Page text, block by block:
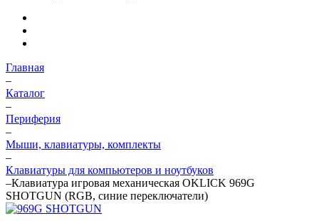
Главная
–
Каталог
–
Периферия
–
Мыши, клавиатуры, комплекты
–
Клавиатуры для компьютеров и ноутбуков
–Клавиатура игровая механическая OKLICK 969G
SHOTGUN (RGB, синие переключатели)